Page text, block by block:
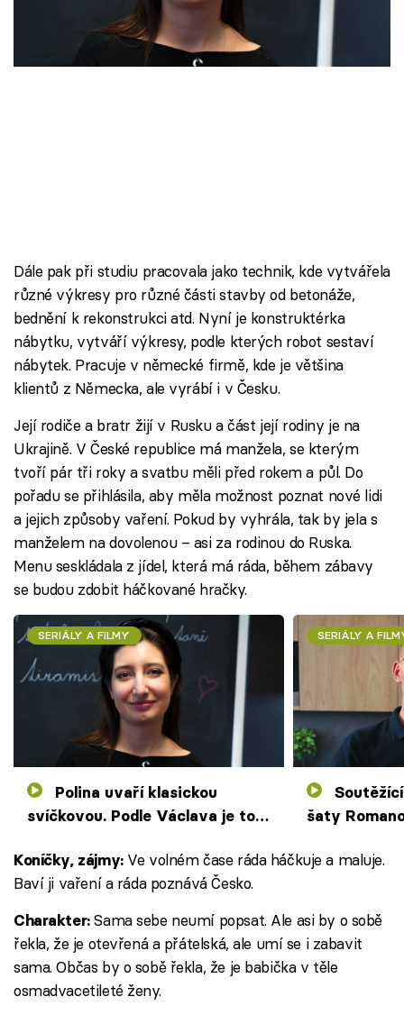
Škola vaření
Recepty z TV
Sledujte nás
Dále pak při studiu pracovala jako technik, kde vytvářela
různé výkresy pro různé části stavby od betonáže,
bednění k rekonstrukci atd. Nyní je konstruktérka
nábytku, vytváří výkresy, podle kterých robot sestaví
nábytek. Pracuje v německé firmě, kde je většina
klientů z Německa, ale vyrábí i v Česku.
Její rodiče a bratr žijí v Rusku a část její rodiny je na
Ukrajině. V České republice má manžela, se kterým
tvoří pár tři roky a svatbu měli před rokem a půl. Do
pořadu se přihlásila, aby měla možnost poznat nové lidi
a jejich způsoby vaření. Pokud by vyhrála, tak by jela s
manželem na dovolenou – asi za rodinou do Ruska.
Menu seskládala z jídel, která má ráda, během zábavy
se budou zdobit háčkované hračky.
SERIÁLY A FILMY
svíčkovou. Podle Václava je to
SERIÁLY A
Soutěžící vyšmejdí odvážné
šaty
Koníčky, zájmy:Ve volném čase ráda háčkuje a maluje.
Baví ji vaření a ráda poznává Česko.
Charakter:Sama sebe neumí popsat. Ale asi by o sobě
řekla, že je otevřená a přátelská, ale umí se i zabavit
sama. Občas by o sobě řekla, že je babička v těle
osmadvacetileté ženy.